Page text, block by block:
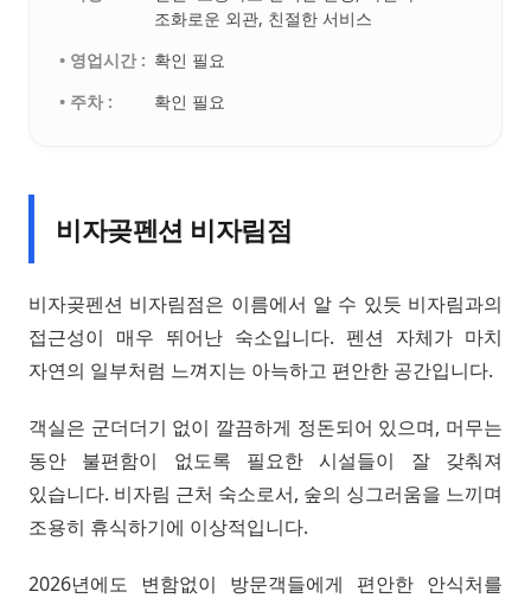
조화로운 외관, 친절한 서비스
• 영업시간 : 확인 필요
• 주차 :
확인 필요
비자곶펜션 비자림점
비자곶펜션 비자림점은 이름에서 알 수 있듯 비자림과의
접근성이 매우 뛰어난 숙소입니다. 펜션 자체가 마치
자연의 일부처럼 느껴지는 아늑하고 편안한 공간입니다.
객실은 군더더기 없이 깔끔하게 정돈되어 있으며, 머무는
동안 불편함이 없도록 필요한 시설들이 잘 갖춰져
있습니다. 비자림 근처 숙소로서, 숲의 싱그러움을 느끼며
조용히 휴식하기에 이상적입니다.
2026년에도 변함없이 방문객들에게 편안한 안식처를